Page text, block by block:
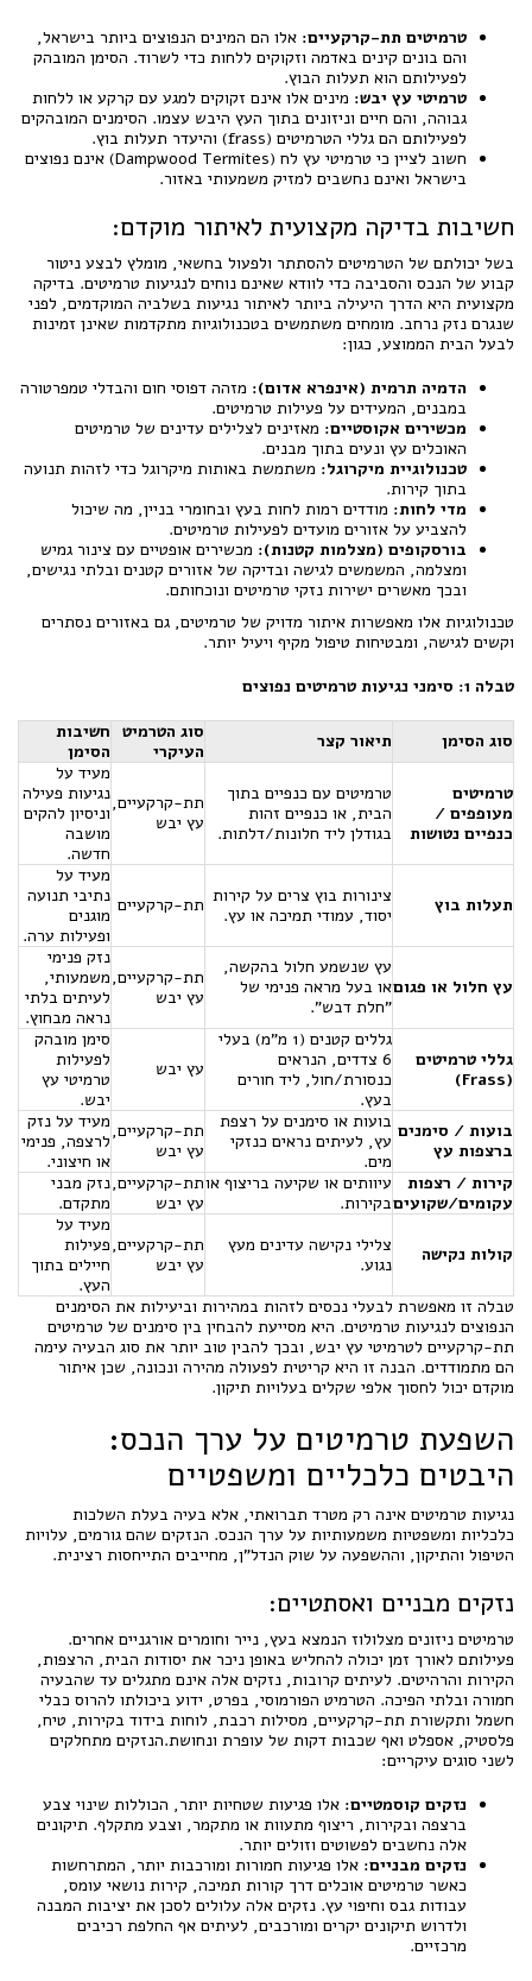
טרמיטים תת-קרקעיים: אלו הם המינים הנפוצים ביותר בישראל,
והם בונים קינים באדמה וזקוקים ללחות כדי לשרוד. הסימן המובהק
לפעילותם הוא תעלות הבוץ.
טרמיטי עץ יבש: מינים אלו אינם זקוקים למגע עם קרקע או ללחות
גבוהה, והם חיים וניזונים בתוך העץ היבש עצמו. הסימנים המובהקים
לפעילותם הם גללי הטרמיטים (frass) והיעדר תעלות בוץ.
חשוב לציין כי טרמיטי עץ לח (Dampwood Termites) אינם נפוצים
בישראל ואינם נחשבים למזיק משמעותי באזור.
חשיבות בדיקה מקצועית לאיתור מוקדם:
בשל יכולתם של הטרמיטים להסתתר ולפעול בחשאי, מומלץ לבצע ניטור
קבוע של הנכס והסביבה כדי לוודא שאינם נוחים לנגיעות טרמיטים. בדיקה
מקצועית היא הדרך היעילה ביותר לאיתור נגיעות בשלביה המוקדמים, לפני
שנגרם נזק נרחב. מומחים משתמשים בטכנולוגיות מתקדמות שאינן זמינות
לבעל הבית הממוצע, כגון:
הדמיה תרמית (אינפרא אדום): מזהה דפוסי חום והבדלי טמפרטורה
במבנים, המעידים על פעילות טרמיטים.
מכשירים אקוסטיים: מאזינים לצלילים עדינים של טרמיטים
האוכלים עץ ונעים בתוך מבנים.
טכנולוגיית מיקרוגל: משתמשת באותות מיקרוגל כדי לזהות תנועה
בתוך קירות.
מדי לחות: מודדים רמות לחות בעץ ובחומרי בניין, מה שיכול
להצביע על אזורים מועדים לפעילות טרמיטים.
בורסקופים (מצלמות קטנות): מכשירים אופטיים עם צינור גמיש
ומצלמה, המשמשים לגישה ובדיקה של אזורים קטנים ובלתי נגישים,
ובכך מאשרים ישירות נזקי טרמיטים ונוכחותם.
טכנולוגיות אלו מאפשרות איתור מדויק של טרמיטים, גם באזורים נסתרים
וקשים לגישה, ומבטיחות טיפול מקיף ויעיל יותר.
טבלה 1: סימני נגיעות טרמיטים נפוצים
סוג הסימן תיאור קצר
סוג הטרמיט
העיקרי
חשיבות
הסימן
טרמיטים
מעופפים /
כנפיים נטושות
טרמיטים עם כנפיים בתוך
הבית, או כנפיים זהות
בגודלן ליד חלונות/דלתות.
תת-קרקעיים,
עץ יבש
מעיד על
נגיעות פעילה
וניסיון להקים
מושבה
חדשה.
תעלות בוץ
צינורות בוץ צרים על קירות
יסוד, עמודי תמיכה או עץ.
תת-קרקעיים
מעיד על
נתיבי תנועה
מוגנים
ופעילות ערה.
עץ חלול או פגום
עץ שנשמע חלול בהקשה,
או בעל מראה פנימי של
"חלת דבש".
תת-קרקעיים,
עץ יבש
נזק פנימי
משמעותי,
לעיתים בלתי
נראה מבחוץ.
גללי טרמיטים
(Frass)
גללים קטנים (1 מ"מ) בעלי
6 צדדים, הנראים
כנסורת/חול, ליד חורים
בעץ.
עץ יבש
סימן מובהק
לפעילות
טרמיטי עץ
יבש.
בועות / סימנים
ברצפות עץ
בועות או סימנים על רצפת
עץ, לעיתים נראים כנזקי
מים.
תת-קרקעיים,
עץ יבש
מעיד על נזק
לרצפה, פנימי
או חיצוני.
קירות / רצפות
עקומים/שקועים
עיוותים או שקיעה בריצוף או
בקירות.
תת-קרקעיים,
עץ יבש
נזק מבני
מתקדם.
קולות נקישה
צלילי נקישה עדינים מעץ
נגוע.
תת-קרקעיים,
עץ יבש
מעיד על
פעילות
חיילים בתוך
העץ.
טבלה זו מאפשרת לבעלי נכסים לזהות במהירות וביעילות את הסימנים
הנפוצים לנגיעות טרמיטים. היא מסייעת להבחין בין סימנים של טרמיטים
תת-קרקעיים לטרמיטי עץ יבש, ובכך להבין טוב יותר את סוג הבעיה עימה
הם מתמודדים. הבנה זו היא קריטית לפעולה מהירה ונכונה, שכן איתור
מוקדם יכול לחסוך אלפי שקלים בעלויות תיקון.
השפעת טרמיטים על ערך הנכס:
היבטים כלכליים ומשפטיים
נגיעות טרמיטים אינה רק מטרד תברואתי, אלא בעיה בעלת השלכות
כלכליות ומשפטיות משמעותיות על ערך הנכס. הנזקים שהם גורמים, עלויות
הטיפול והתיקון, וההשפעה על שוק הנדל"ן, מחייבים התייחסות רצינית.
נזקים מבניים ואסתטיים:
טרמיטים ניזונים מצלולוז הנמצא בעץ, נייר וחומרים אורגניים אחרים.
פעילותם לאורך זמן יכולה להחליש באופן ניכר את יסודות הבית, הרצפות,
הקירות והרהיטים. לעיתים קרובות, נזקים אלה אינם מתגלים עד שהבעיה
חמורה ובלתי הפיכה. הטרמיט הפורמוסי, בפרט, ידוע ביכולתו להרוס כבלי
חשמל ותקשורת תת-קרקעיים, מסילות רכבת, לוחות בידוד בקירות, טיח,
פלסטיק, אספלט ואף שכבות דקות של עופרת ונחושת.הנזקים מתחלקים
לשני סוגים עיקריים:
נזקים קוסמטיים: אלו פגיעות שטחיות יותר, הכוללות שינוי צבע
ברצפה ובקירות, ריצוף מתעוות או מתקמר, וצבע מתקלף. תיקונים
אלה נחשבים לפשוטים וזולים יותר.
נזקים מבניים: אלו פגיעות חמורות ומורכבות יותר, המתרחשות
כאשר טרמיטים אוכלים דרך קורות תמיכה, קירות נושאי עומס,
עבודות גבס וחיפוי עץ. נזקים אלה עלולים לסכן את יציבות המבנה
ולדרוש תיקונים יקרים ומורכבים, לעיתים אף החלפת רכיבים
מרכזיים.